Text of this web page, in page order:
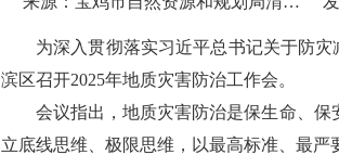
为深入贯彻落实习近平总书记关于防
滨区召开2025年地质灾害防治工作会。
会议指出，地质灾害防治是保生命、
立底线思维、极限思维，以最高标准、最